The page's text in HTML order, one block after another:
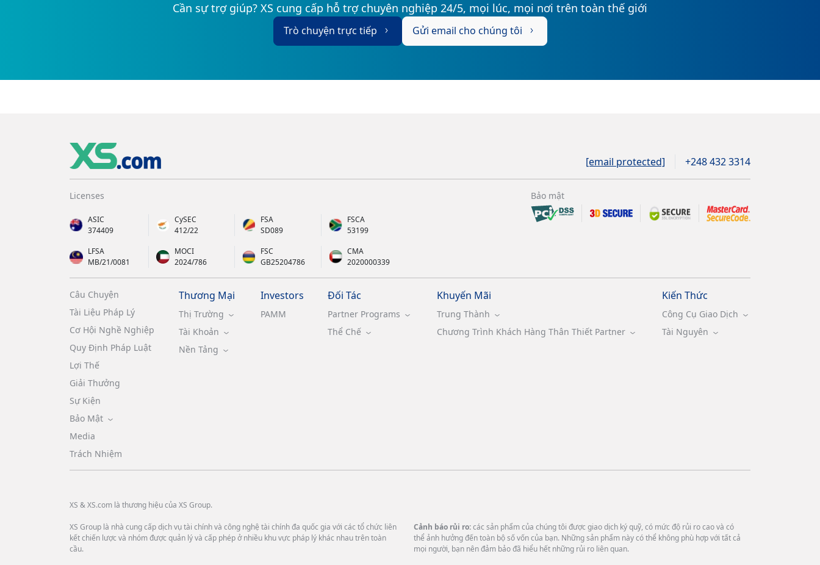
Cần sự trợ giúp? XS cung cấp hỗ trợ chuyên nghiệp 24/5, mọi lúc, mọi nơi trên toàn thế giới
Trò chuyện trực tiếp Gửi email cho chúng tôi
[email protected] +248 432 3314
Licenses
ASIC
374409
CySEC
412/22
FSA
SD089
FSCA
53199
LFSA
MB/21/0081
MOCI
2024/786
FSC
GB25204786
CMA
2020000339
Bảo mật
Câu Chuyện
Tài Liệu Pháp Lý
Cơ Hội Nghề Nghiệp
Quy Định Pháp Luật
Lợi Thế
Giải Thưởng
Sự Kiện
Bảo Mật
Media
Trách Nhiệm
Thương Mại
Thị Trường
Tài Khoản
Nền Tảng
Investors
PAMM
Đối Tác
Partner Programs
Thể Chế
Khuyến Mãi
Trung Thành
Chương Trình Khách Hàng Thân Thiết Partner
Kiến Thức
Công Cụ Giao Dịch
Tài Nguyên
XS & XS.com là thương hiệu của XS Group.
XS Group là nhà cung cấp dịch vụ tài chính và công nghệ tài chính đa quốc gia với các tổ chức liên
kết chiến lược và nhóm được quản lý và cấp phép ở nhiều khu vực pháp lý khác nhau trên toàn
cầu.
Cảnh báo rủi ro:các sản phẩm của chúng tôi được giao dịch ký quỹ, có mức độ rủi ro cao và có
thể ảnh hưởng đến toàn bộ số vốn của bạn. Những sản phẩm này có thể không phù hợp với tất cả
mọi người, bạn nên đảm bảo đã hiểu hết những rủi ro liên quan.